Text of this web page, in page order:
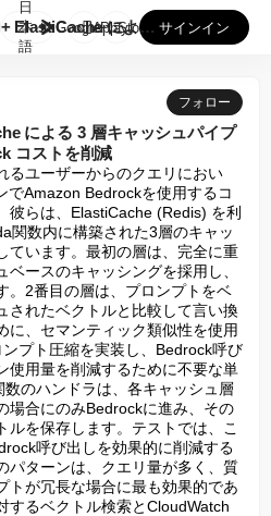
AWS Lambda + ElastiCache による 3...
日
本
語
GooglePlay
AppStore サインイン
フォロー
による 3 層キャッシュパイプ
コストを削減
るユーザーからのクエリにおい
でAmazon Bedrockを使用するコ
彼らは、ElastiCache (Redis) を利
関数内に構築された3層のキャッ
ています。最初の層は、完全に重
ースのキャッシングを採用し、
。2番目の層は、プロンプトをベ
されたベクトルと比較して言い換
に、セマンティック類似性を使用
プト圧縮を実装し、Bedrock呼び
使用量を削減するために不要な単
のハンドラは、各キャッシュ層
場合にのみBedrockに進み、その
ルを保存します。テストでは、こ
呼び出しを効果的に削減する
パターンは、クエリ量が多く、質
トが冗長な場合に最も効果的であ
するベクトル検索とCloudWatch